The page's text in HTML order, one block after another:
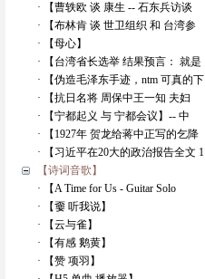
· 【曹轶欧 谈 康生 -- 石东兵访谈
· 【布林肯 谈 世卫组织 和 台湾参
· 【母心】
· 【台湾省长选举 结果预言： 就是
· 【伪造毛泽东手迹，ntm 可真的下
· 【抗日名将 周保中王一知 夫妇
· 【宁都起义 与 宁都会议】-- 中
· 【1927年 贺龙给蒋中正写的乞降
· 【习近平在20大的政治报告全文 1
【诗词音歌】
· 【A Time for Us - Guitar Solo
· 【嫑 听我说】
· 【云与雀】
· 【有感 鹅黄】
· 【赞 项羽】